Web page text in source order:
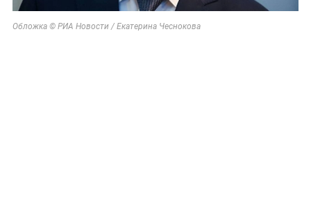
Обложка © РИА Новости / Екатерина Чеснокова